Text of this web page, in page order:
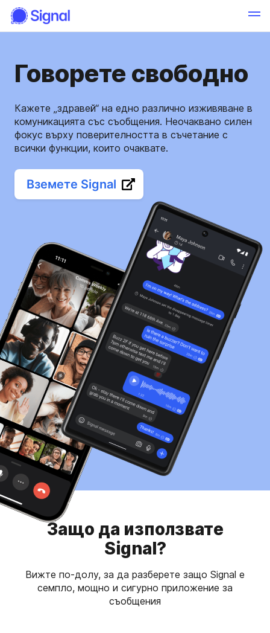
Говорете свободно
Кажете „здравей“ на едно различно изживяване в
комуникацията със съобщения. Неочаквано силен
фокус върху поверителността в съчетание с
всички функции, които очаквате.
Вземете Signal
Защо да използвате
Signal?
Вижте по-долу, за да разберете защо Signal е
семпло, мощно и сигурно приложение за
съобщения